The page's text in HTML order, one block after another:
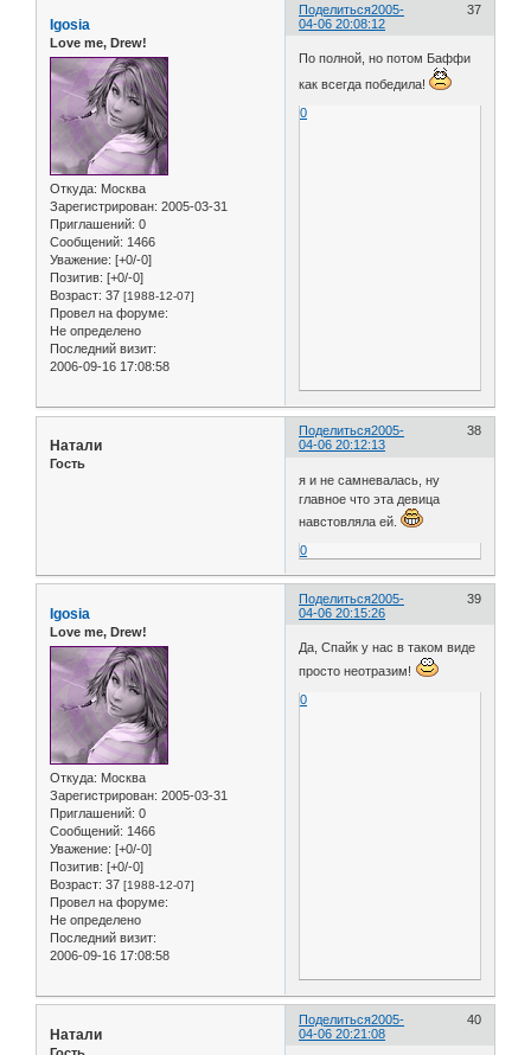
Поделиться 37
2005-
04-06 20:08:12
Igosia
Love me, Drew!
Откуда: Москва
Зарегистрирован: 2005-03-31
Приглашений: 0
Сообщений: 1466
Уважение: [+0/-0]
Позитив: [+0/-0]
Возраст: 37 [1988-12-07]
Провел на форуме:
Не определено
Последний визит:
2006-09-16 17:08:58
По полной, но потом Баффи
как всегда победила!
0
Поделиться 38
2005-
04-06 20:12:13
Натали
Гость
я и не самневалась, ну
главное что эта девица
навстовляла ей.
0
Поделиться 39
2005-
04-06 20:15:26
Igosia
Love me, Drew!
Откуда: Москва
Зарегистрирован: 2005-03-31
Приглашений: 0
Сообщений: 1466
Уважение: [+0/-0]
Позитив: [+0/-0]
Возраст: 37 [1988-12-07]
Провел на форуме:
Не определено
Последний визит:
2006-09-16 17:08:58
Да, Спайк у нас в таком виде
просто неотразим!
0
Поделиться 40
2005-
04-06 20:21:08
Натали